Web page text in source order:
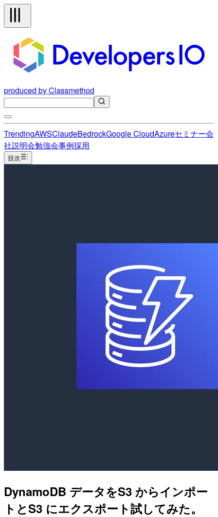
produced by Classmethod
TrendingAWSClaudeBedrockGoogle CloudAzureセミナー会
社説明会勉強会事例採用
目次
DynamoDB データをS3 からインポー
トとS3 にエクスポート試してみた。